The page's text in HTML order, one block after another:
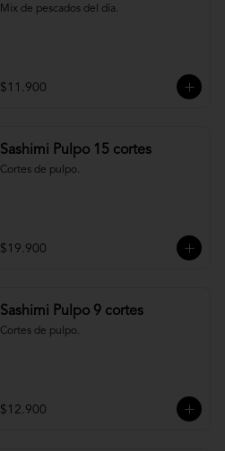
Mix de pescados del día.
$11.900
Sashimi Pulpo 15 cortes
Cortes de pulpo.
$19.900
Sashimi Pulpo 9 cortes
Cortes de pulpo.
$12.900